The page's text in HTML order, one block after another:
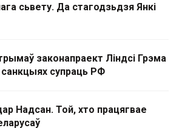
сьвету. Да стагодзьдзя Янкі
законапраект Ліндсі Грэма
супраць РФ
Надсан. Той, хто працягвае